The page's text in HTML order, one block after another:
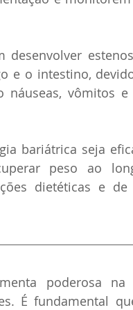
desenvolver
e o intestino,
náuseas, vômitos
bariátrica seja
peso ao
dietéticas e
poderosa
É fundamental